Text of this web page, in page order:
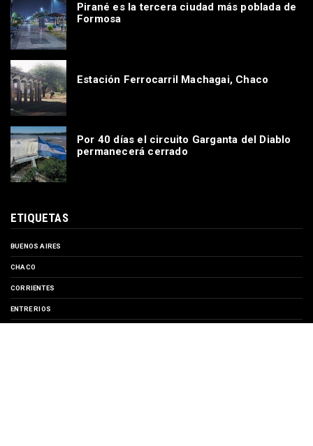
Pirané es la tercera ciudad más poblada de
Formosa
Estación Ferrocarril Machagai, Chaco
Por 40 días el circuito Garganta del Diablo
permanecerá cerrado
ETIQUETAS
BUENOS AIRES
CHACO
CORRIENTES
ENTRE RIOS